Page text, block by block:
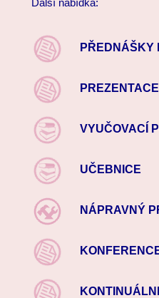
Další nabídka:
PŘEDNÁŠKY
PREZENTACE
VYUČOVACÍ
UČEBNICE
NÁPRAVNÝ